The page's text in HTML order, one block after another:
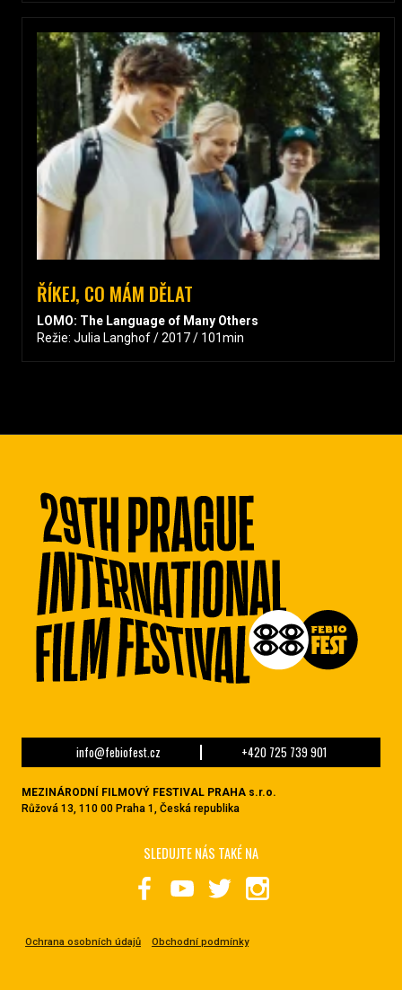
ŘÍKEJ, CO MÁM DĚLAT
LOMO: The Language of Many Others
Režie: Julia Langhof / 2017 / 101min
info@febiofest.cz +420 725 739 901
MEZINÁRODNÍ FILMOVÝ FESTIVAL PRAHA s.r.o.
Růžová 13, 110 00 Praha 1, Česká republika
Ochrana osobních údajů Obchodní podmínky
SLEDUJTE NÁS TAKÉ NA